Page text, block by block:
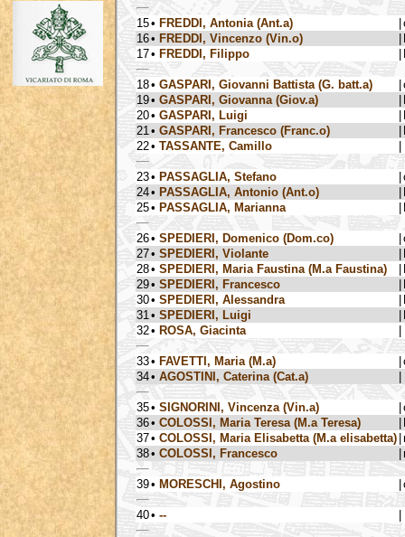
15• FREDDI, Antonia (Ant.a)
16• FREDDI, Vincenzo (Vin.o)
17• FREDDI, Filippo
18• GASPARI, Giovanni Battista (G. batt.a)
19• GASPARI, Giovanna (Giov.a)
20• GASPARI, Luigi
21 • GASPARI, Francesco (Franc.o)
22• TASSANTE, Camillo
23• PASSAGLIA, Stefano
24• PASSAGLIA, Antonio (Ant.o)
25• PASSAGLIA, Marianna
26• SPEDIERI, Domenico (Dom.co)
27• SPEDIERI, Violante
28• SPEDIERI, Maria Faustina (M.a Faustina)
29• SPEDIERI, Francesco
30• SPEDIERI, Alessandra
31 • SPEDIERI, Luigi
32• ROSA, Giacinta
33• FAVETTI, Maria (M.a)
34• AGOSTINI, Caterina (Cat.a)
35• SIGNORINI, Vincenza (Vin.a)
36• COLOSSI, Maria Teresa (M.a Teresa)
37• COLOSSI, Maria Elisabetta (M.a elisabetta)
38• COLOSSI, Francesco
39• MORESCHI, Agostino
40• --